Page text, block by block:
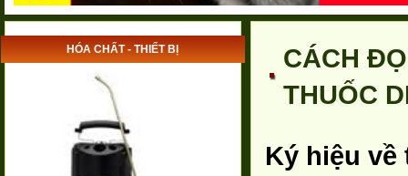
HÓA CHẤT - THIẾT BỊ
CÁCH
THUỐC
Ký hiệu